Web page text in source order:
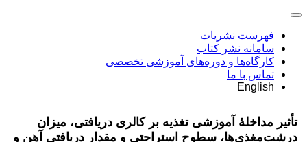
فهرست نشریات
سامانه نشر کتاب
کارگاه‌ها و دوره‌های آموزشی تخصصی
تماس با ما
English
تأثیر مداخلۀ آموزشی تغذیه بر کالری دریافتی، میزان
درشت‌‌مغذی‌ها، سطوح استراحتی و مقدار دریافتی آهن و